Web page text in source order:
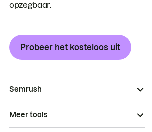
opzegbaar.
Probeer het kosteloos uit
Semrush
Meer tools